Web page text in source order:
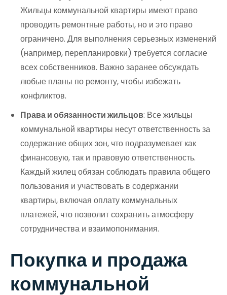
Жильцы коммунальной квартиры имеют право
проводить ремонтные работы, но и это право
ограничено. Для выполнения серьезных изменений
(например, перепланировки) требуется согласие
всех собственников. Важно заранее обсуждать
любые планы по ремонту, чтобы избежать
конфликтов.
Права и обязанности жильцов: Все жильцы
коммунальной квартиры несут ответственность за
содержание общих зон, что подразумевает как
финансовую, так и правовую ответственность.
Каждый жилец обязан соблюдать правила общего
пользования и участвовать в содержании
квартиры, включая оплату коммунальных
платежей, что позволит сохранить атмосферу
сотрудничества и взаимопонимания.
Покупка и продажа
коммунальной